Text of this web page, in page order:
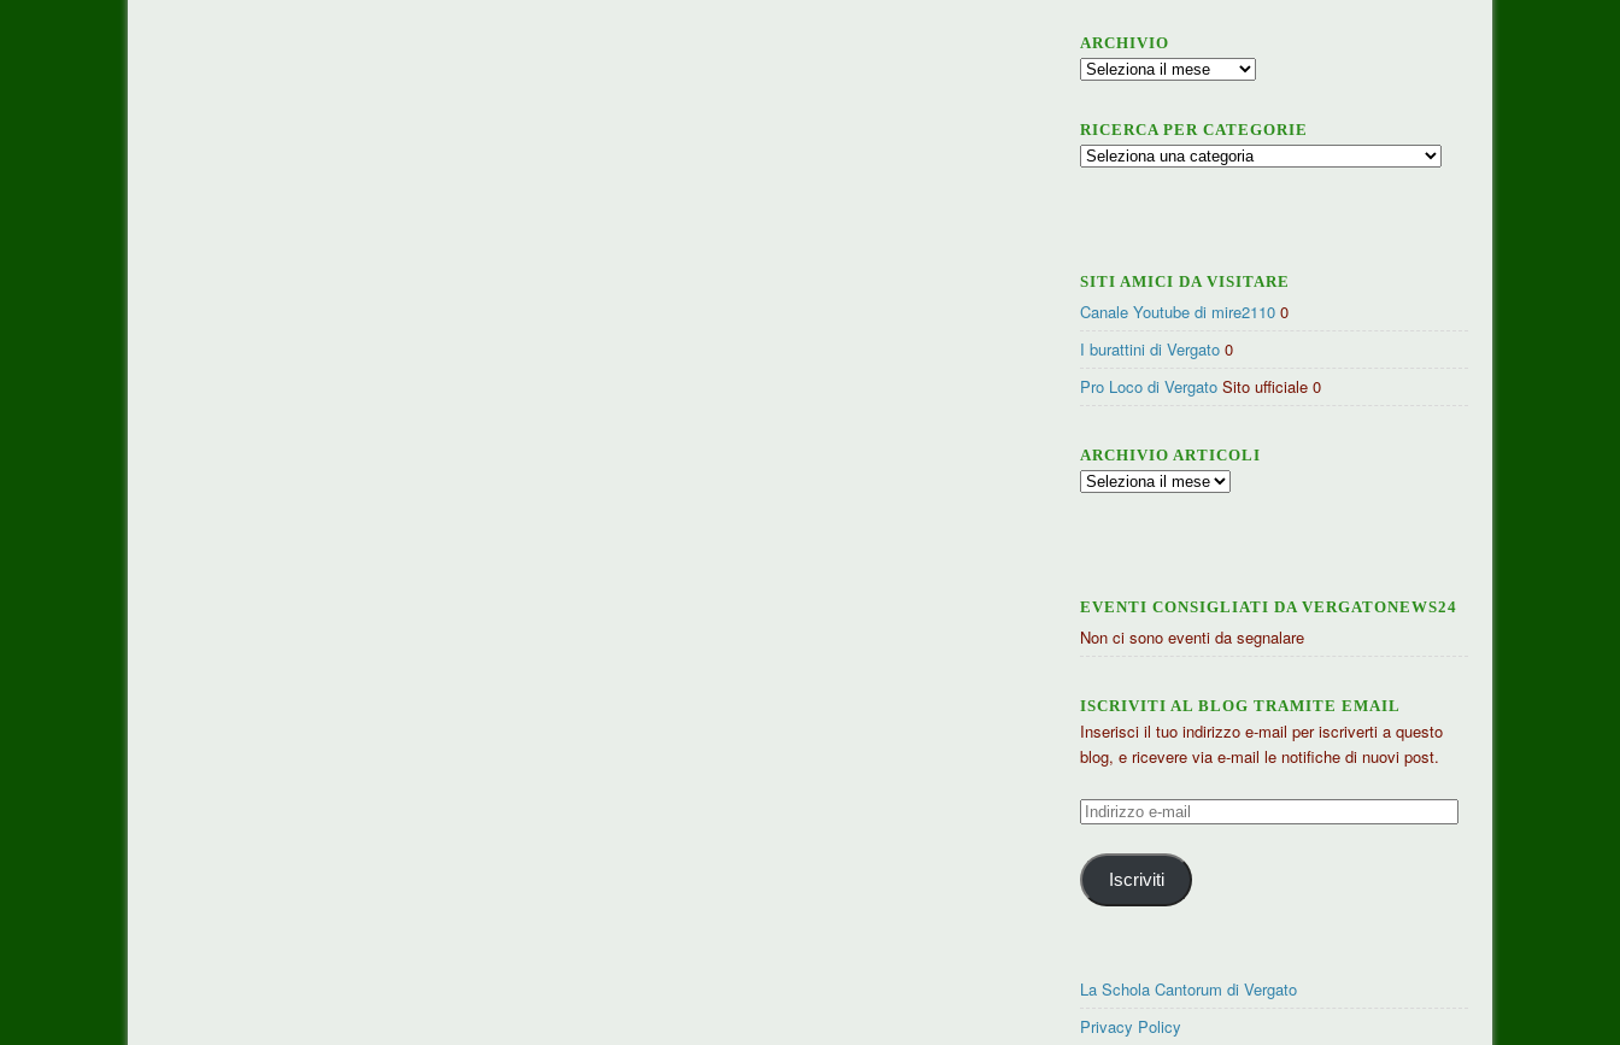
ARCHIVIO
Archivio
RICERCA PER CATEGORIE
Ricerca
SITI AMICI DA VISITARE
Canale Youtube di mire2110 0
I burattini di Vergato 0
Pro Loco di Vergato Sito ufficiale 0
ARCHIVIO ARTICOLI
Archivio
EVENTI CONSIGLIATI DA VERGATONEWS24
Non ci sono eventi da segnalare
ISCRIVITI AL BLOG TRAMITE EMAIL
Inserisci il tuo indirizzo e-mail per iscriverti a questo
blog, e ricevere via e-mail le notifiche di nuovi post.
Indirizzo
mail
Iscriviti
La Schola Cantorum di Vergato
Privacy Policy